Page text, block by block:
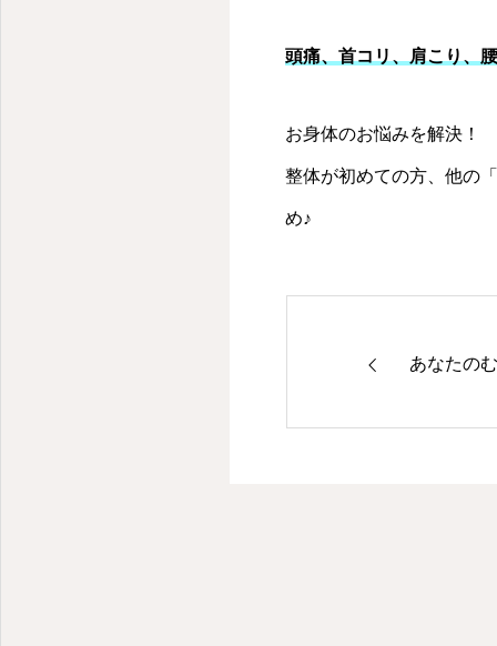
頭痛、首コリ、肩こり、
お身体のお悩みを解決！
整体が初めての方、他の
め♪
あなたの